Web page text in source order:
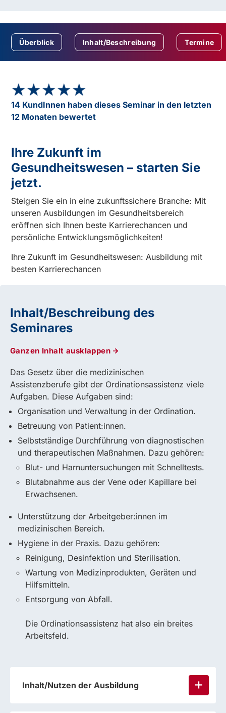
Überblick Inhalt/Beschreibung Termine
★★★★★
★★★★★
14 KundInnen haben dieses Seminar in den letzten
12 Monaten bewertet
Ihre Zukunft im
Gesundheitswesen – starten Sie
jetzt.
Steigen Sie ein in eine zukunftssichere Branche: Mit
unseren Ausbildungen im Gesundheitsbereich
eröffnen sich Ihnen beste Karrierechancen und
persönliche Entwicklungsmöglichkeiten!
Ihre Zukunft im Gesundheitswesen: Ausbildung mit
besten Karrierechancen
Inhalt/Beschreibung des
Seminares
Ganzen Inhalt ausklappen
Das Gesetz über die medizinischen
Assistenzberufe gibt der Ordinationsassistenz viele
Aufgaben. Diese Aufgaben sind:
Organisation und Verwaltung in der Ordination.
Betreuung von Patient:innen.
Selbstständige Durchführung von diagnostischen
und therapeutischen Maßnahmen. Dazu gehören:
Blut- und Harnuntersuchungen mit Schnelltests.
Blutabnahme aus der Vene oder Kapillare bei
Erwachsenen.
Unterstützung der Arbeitgeber:innen im
medizinischen Bereich.
Hygiene in der Praxis. Dazu gehören:
Reinigung, Desinfektion und Sterilisation.
Wartung von Medizinprodukten, Geräten und
Hilfsmitteln.
Entsorgung von Abfall.
Die Ordinationsassistenz hat also ein breites
Arbeitsfeld.
Inhalt/Nutzen der Ausbildung